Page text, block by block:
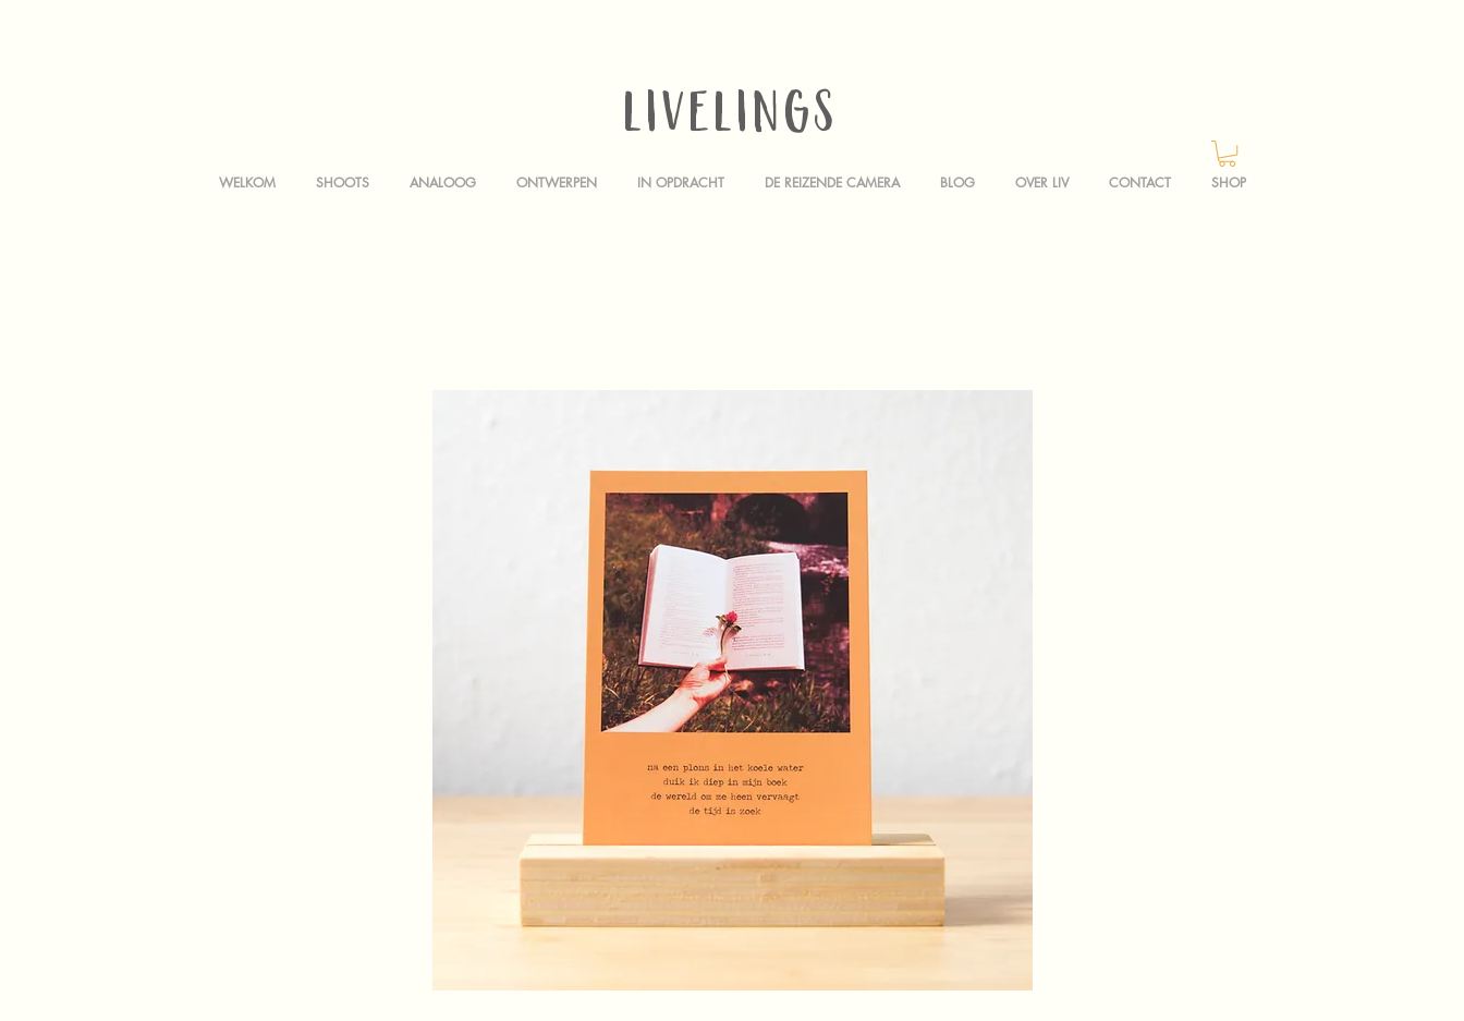
LIVELINGS
WELKOM SHOOTS ANALOOG ONTWERPEN IN OPDRACHT DE REIZENDE CAMERA BLOG OVER LIV CONTACT SHOP